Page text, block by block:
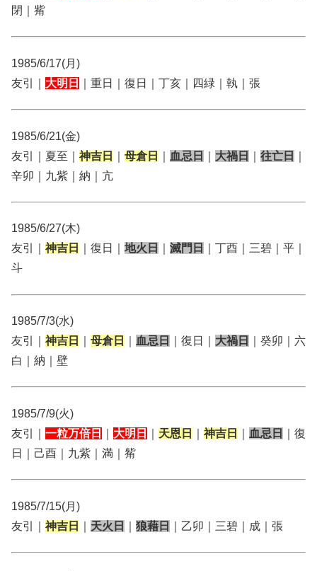
閉｜觜
1985/6/17(月)
友引｜ 大明日 ｜重日｜復日｜丁亥｜四緑｜執｜張
1985/6/21(金)
友引｜夏至｜ 神吉日 母倉日 血忌日 大禍日 往亡日
辛卯｜九紫｜納｜亢
1985/6/27(木)
友引｜ 神吉日 ｜復日｜ 地火日 滅門日
｜丁酉｜三碧｜平｜
斗
1985/7/3(水)
友引｜ 神吉日 母倉日 血忌日 ｜復日｜ 大禍日
｜癸卯｜六
白｜納｜壁
1985/7/9(火)
友引｜ 一粒万倍日 大明日 天恩日 神吉日 血忌日
｜復
日｜己酉｜九紫｜満｜觜
1985/7/15(月)
友引｜ 神吉日 天火日 狼藉日 ｜乙卯｜三碧｜成｜張